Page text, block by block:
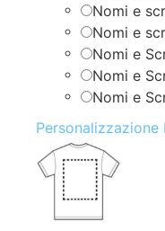
Nomi e
Nomi e
Nomi e
Nomi e
Nomi e
Personalizzazione